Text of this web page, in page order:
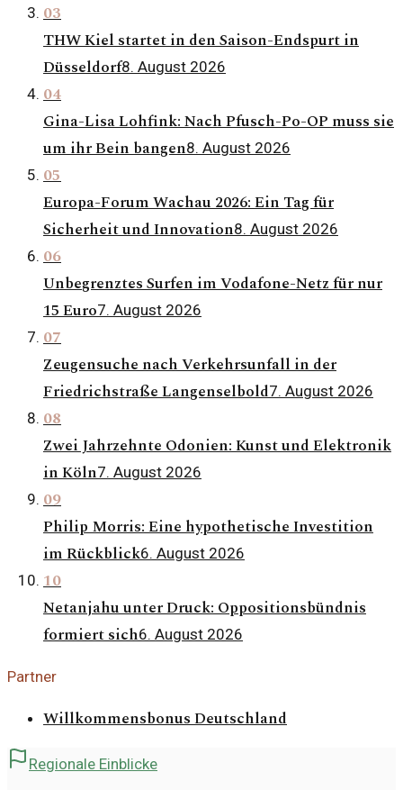
03
THW Kiel startet in den Saison-Endspurt in
Düsseldorf8. August 2026
04
Gina-Lisa Lohfink: Nach Pfusch-Po-OP muss sie
um ihr Bein bangen8. August 2026
05
Europa-Forum Wachau 2026: Ein Tag für
Sicherheit und Innovation8. August 2026
06
Unbegrenztes Surfen im Vodafone-Netz für nur
15 Euro7. August 2026
07
Zeugensuche nach Verkehrsunfall in der
Friedrichstraße Langenselbold7. August 2026
08
Zwei Jahrzehnte Odonien: Kunst und Elektronik
in Köln7. August 2026
09
Philip Morris: Eine hypothetische Investition
im Rückblick6. August 2026
10
Netanjahu unter Druck: Oppositionsbündnis
formiert sich6. August 2026
Partner
Willkommensbonus Deutschland
Regionale Einblicke